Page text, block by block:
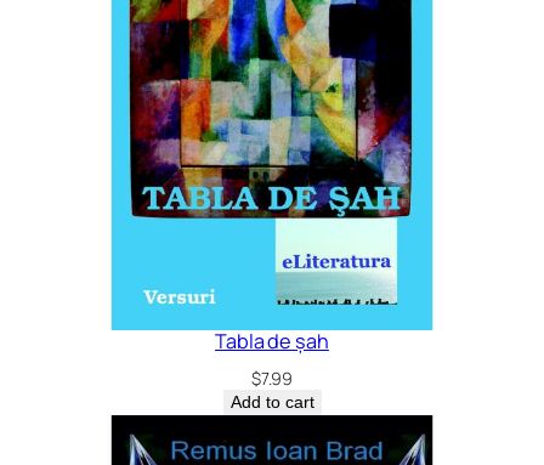
Tabla de șah
$7.99
Add to cart